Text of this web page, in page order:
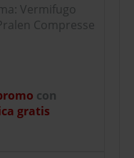
Vermifugo
Compresse
con
gratis